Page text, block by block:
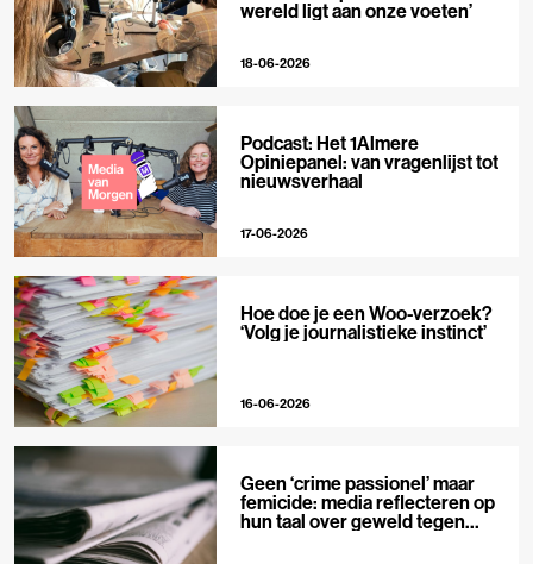
wereld ligt aan onze voeten’
18-06-2026
Podcast: Het 1Almere
Opiniepanel: van vragenlijst tot
nieuwsverhaal
17-06-2026
Hoe doe je een Woo-verzoek?
‘Volg je journalistieke instinct’
16-06-2026
Geen ‘crime passionel’ maar
femicide: media reflecteren op
hun taal over geweld tegen